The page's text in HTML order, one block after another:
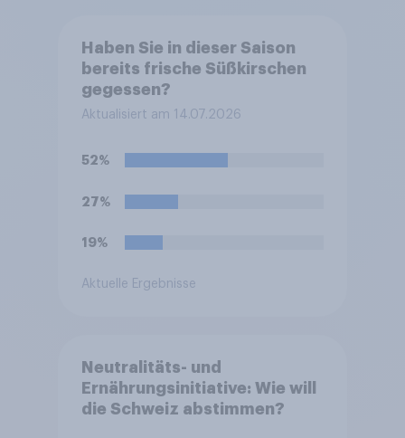
Haben Sie in dieser Saison
bereits frische Süßkirschen
gegessen?
Aktualisiert am 14.07.2026
52%
27%
19%
Aktuelle Ergebnisse
Neutralitäts- und
Ernährungsinitiative: Wie will
die Schweiz abstimmen?